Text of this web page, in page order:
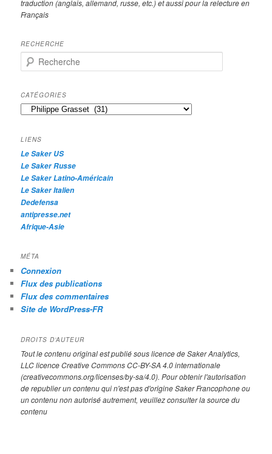
traduction (anglais, allemand, russe, etc.) et aussi pour la relecture en
Français
RECHERCHE
e
h
e
r
h
e
CATÉGORIES
Catégories
LIENS
Le Saker US
Le Saker Russe
Le Saker Latino-Américain
Le Saker Italien
Dedefensa
antipresse.net
Afrique-Asie
MÉTA
Connexion
Flux des publications
Flux des commentaires
Site de WordPress-FR
DROITS D’AUTEUR
Tout le contenu original est publié sous licence de Saker Analytics,
LLC licence Creative Commons CC-BY-SA 4.0 internationale
(creativecommons.org/licenses/by-sa/4.0). Pour obtenir l'autorisation
de republier un contenu qui n'est pas d'origine Saker Francophone ou
un contenu non autorisé autrement, veuillez consulter la source du
contenu